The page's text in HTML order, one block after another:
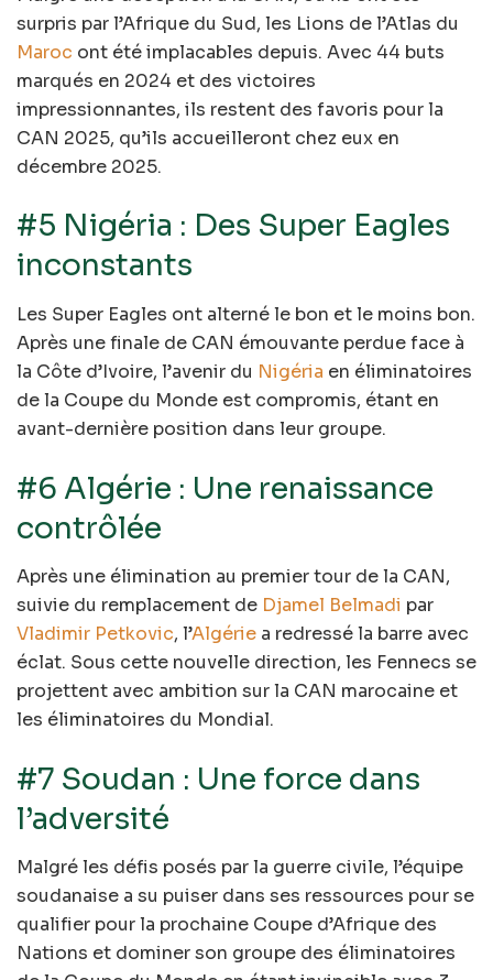
surpris par l’Afrique du Sud, les Lions de l’Atlas du
Maroc ont été implacables depuis. Avec 44 buts
marqués en 2024 et des victoires
impressionnantes, ils restent des favoris pour la
CAN 2025, qu’ils accueilleront chez eux en
décembre 2025.
#5 Nigéria : Des Super Eagles
inconstants
Les Super Eagles ont alterné le bon et le moins bon.
Après une finale de CAN émouvante perdue face à
la Côte d’Ivoire, l’avenir du Nigéria en éliminatoires
de la Coupe du Monde est compromis, étant en
avant-dernière position dans leur groupe.
#6 Algérie : Une renaissance
contrôlée
Après une élimination au premier tour de la CAN,
suivie du remplacement de Djamel Belmadi par
Vladimir Petkovic, l’Algérie a redressé la barre avec
éclat. Sous cette nouvelle direction, les Fennecs se
projettent avec ambition sur la CAN marocaine et
les éliminatoires du Mondial.
#7 Soudan : Une force dans
l’adversité
Malgré les défis posés par la guerre civile, l’équipe
soudanaise a su puiser dans ses ressources pour se
qualifier pour la prochaine Coupe d’Afrique des
Nations et dominer son groupe des éliminatoires